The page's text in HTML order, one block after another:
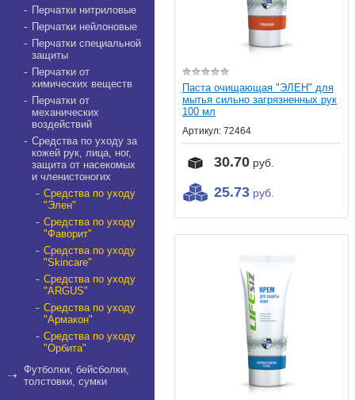
Перчатки нитриловые
Перчатки нейлоновые
Перчатки специальной
защиты
Перчатки от
химических веществ
Перчатки от
механических
воздействий
Средства по уходу за
кожей рук, лица, ног,
защита от насекомых
и членистоногих
Средства по уходу
"Элен"
Средства по уходу
"Фаворит"
Средства по уходу
"Skincare"
Средства по уходу
"ARGUS"
Средства по уходу
"Армакон"
Средства по уходу
"Орбита"
Футболки, бейсболки,
толстовки, сумки
Паста очищающая "ЭЛЕН" для
мытья сильно загрязненных рук
100 мл
Артикул: 72464
30.70 руб.
25.73 руб.